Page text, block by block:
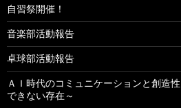
自習祭開催！
音楽部活動報告
卓球部活動報告
ＡＩ時代のコミュニケーションと創造
できない存在～